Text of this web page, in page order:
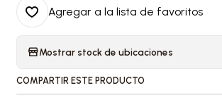
Agregar a la lista de favoritos
Mostrar stock de ubicaciones
COMPARTIR ESTE PRODUCTO